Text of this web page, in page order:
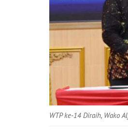
WTP ke-14 Diraih, Wako